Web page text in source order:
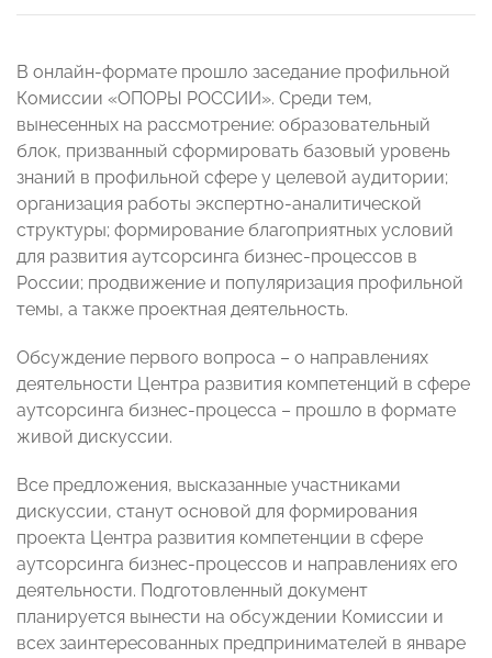
В онлайн-формате прошло заседание профильной
Комиссии «ОПОРЫ РОССИИ». Среди тем,
вынесенных на рассмотрение: образовательный
блок, призванный сформировать базовый уровень
знаний в профильной сфере у целевой аудитории;
организация работы экспертно-аналитической
структуры; формирование благоприятных условий
для развития аутсорсинга бизнес-процессов в
России; продвижение и популяризация профильной
темы, а также проектная деятельность.
Обсуждение первого вопроса – о направлениях
деятельности Центра развития компетенций в сфере
аутсорсинга бизнес-процесса – прошло в формате
живой дискуссии.
Все предложения, высказанные участниками
дискуссии, станут основой для формирования
проекта Центра развития компетенции в сфере
аутсорсинга бизнес-процессов и направлениях его
деятельности. Подготовленный документ
планируется вынести на обсуждении Комиссии и
всех заинтересованных предпринимателей в январе